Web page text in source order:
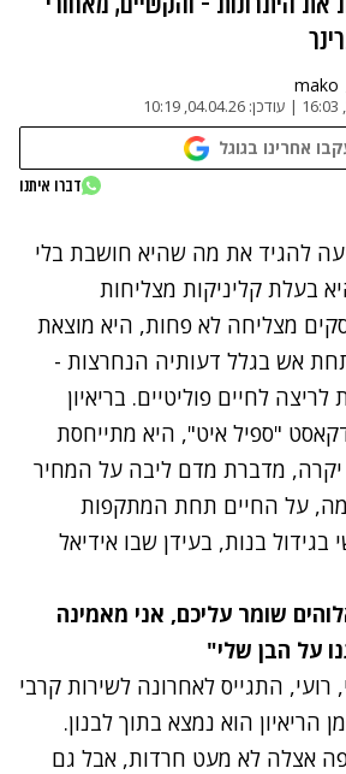
mako
| עודכן: 04.04.26, 10:19
אחרינו בגוגל
נתקלנו בבעיה
דברו איתנו
להגיד את מה שהיא חושבת בלי
בעלת קליניקות מצליחות
מצליחה לא פחות, היא מוצאת
אש בגלל דעותיה הנחרצות -
לריצה לחיים פוליטיים. בריאיון
"ספיל איט", היא מתייחסת
יקרה, מדברת מדם ליבה על המחיר
על החיים תחת המתקפות
בנות, בעידן שבו אידיאל
שומר עליכם, אני מאמינה
על הבן שלי"
רועי, התגייס לאחרונה לשירות קרבי
הריאיון הוא נמצא בתוך לבנון.
אצלה לא מעט חרדות, אבל גם